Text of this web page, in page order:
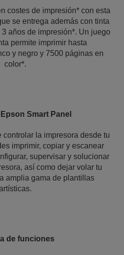
costes de impresión* con esta
se entrega además con tinta
años de impresión*. Un juego
permite imprimir hasta
y negro y 7500 páginas en
color*.
Smart Panel
controlar la impresora desde tu
imprimir, copiar y escanear
supervisar y solucionar
así como dejar volar tu
amplia gama de plantillas
de funciones